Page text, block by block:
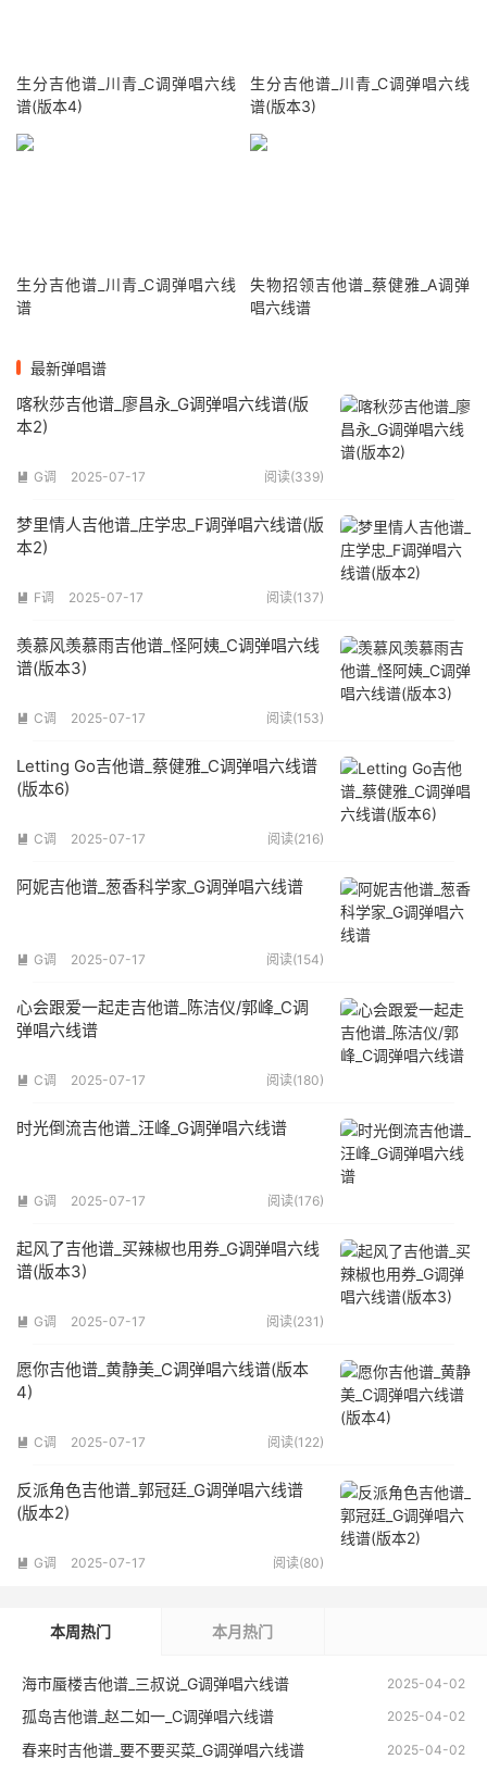
生分吉他谱_川青_C调弹唱六线
谱(版本4)
生分吉他谱_川青_C调弹唱六线
谱(版本3)
生分吉他谱_川青_C调弹唱六线
谱
失物招领吉他谱_蔡健雅_A调弹
唱六线谱
最新弹唱谱
喀秋莎吉他谱_廖昌永_G调弹唱六线谱(版
本2)
 G调 2025-07-17 阅读(339)
梦里情人吉他谱_庄学忠_F调弹唱六线谱(版
本2)
 F调 2025-07-17 阅读(137)
羡慕风羡慕雨吉他谱_怪阿姨_C调弹唱六线
谱(版本3)
 C调 2025-07-17 阅读(153)
Letting Go吉他谱_蔡健雅_C调弹唱六线谱
(版本6)
 C调 2025-07-17 阅读(216)
阿妮吉他谱_葱香科学家_G调弹唱六线谱
 G调 2025-07-17 阅读(154)
心会跟爱一起走吉他谱_陈洁仪/郭峰_C调
弹唱六线谱
 C调 2025-07-17 阅读(180)
时光倒流吉他谱_汪峰_G调弹唱六线谱
 G调 2025-07-17 阅读(176)
起风了吉他谱_买辣椒也用券_G调弹唱六线
谱(版本3)
 G调 2025-07-17 阅读(231)
愿你吉他谱_黄静美_C调弹唱六线谱(版本
4)
 C调 2025-07-17 阅读(122)
反派角色吉他谱_郭冠廷_G调弹唱六线谱
(版本2)
 G调 2025-07-17 阅读(80)
本周热门 本月热门
2025-04-02
海市蜃楼吉他谱_三叔说_G调弹唱六线谱
2025-04-02
孤岛吉他谱_赵二如一_C调弹唱六线谱
2025-04-02
春来时吉他谱_要不要买菜_G调弹唱六线谱